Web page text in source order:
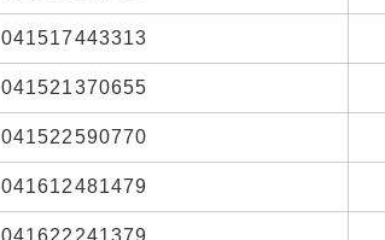
041517443313
041521370655
041522590770
041612481479
041622241379